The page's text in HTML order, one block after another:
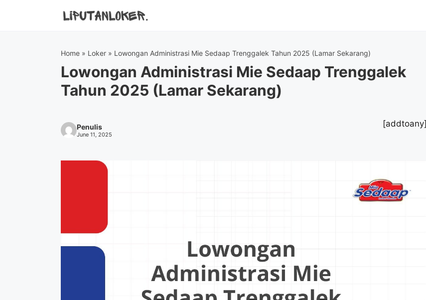
Home » Loker » Lowongan Administrasi Mie Sedaap Trenggalek Tahun 2025 (Lamar Sekarang)
Lowongan Administrasi Mie Sedaap Trenggalek
Tahun 2025 (Lamar Sekarang)
Penulis
June 11, 2025
[addtoany]